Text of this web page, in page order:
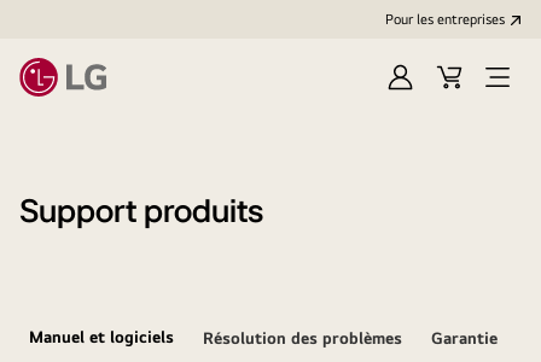
Pour les entreprises
Se
Panier
Support produits
Manuel et logiciels Résolution des problèmes Garantie